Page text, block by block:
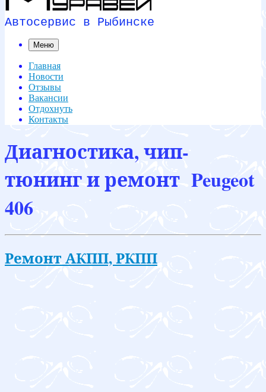
Автосервис в Рыбинске
Меню
Главная
Новости
Отзывы
Вакансии
Отдохнуть
Контакты
Диагностика, чип-
тюнинг и ремонт Peugeot
406
Ремонт АКПП, РКПП